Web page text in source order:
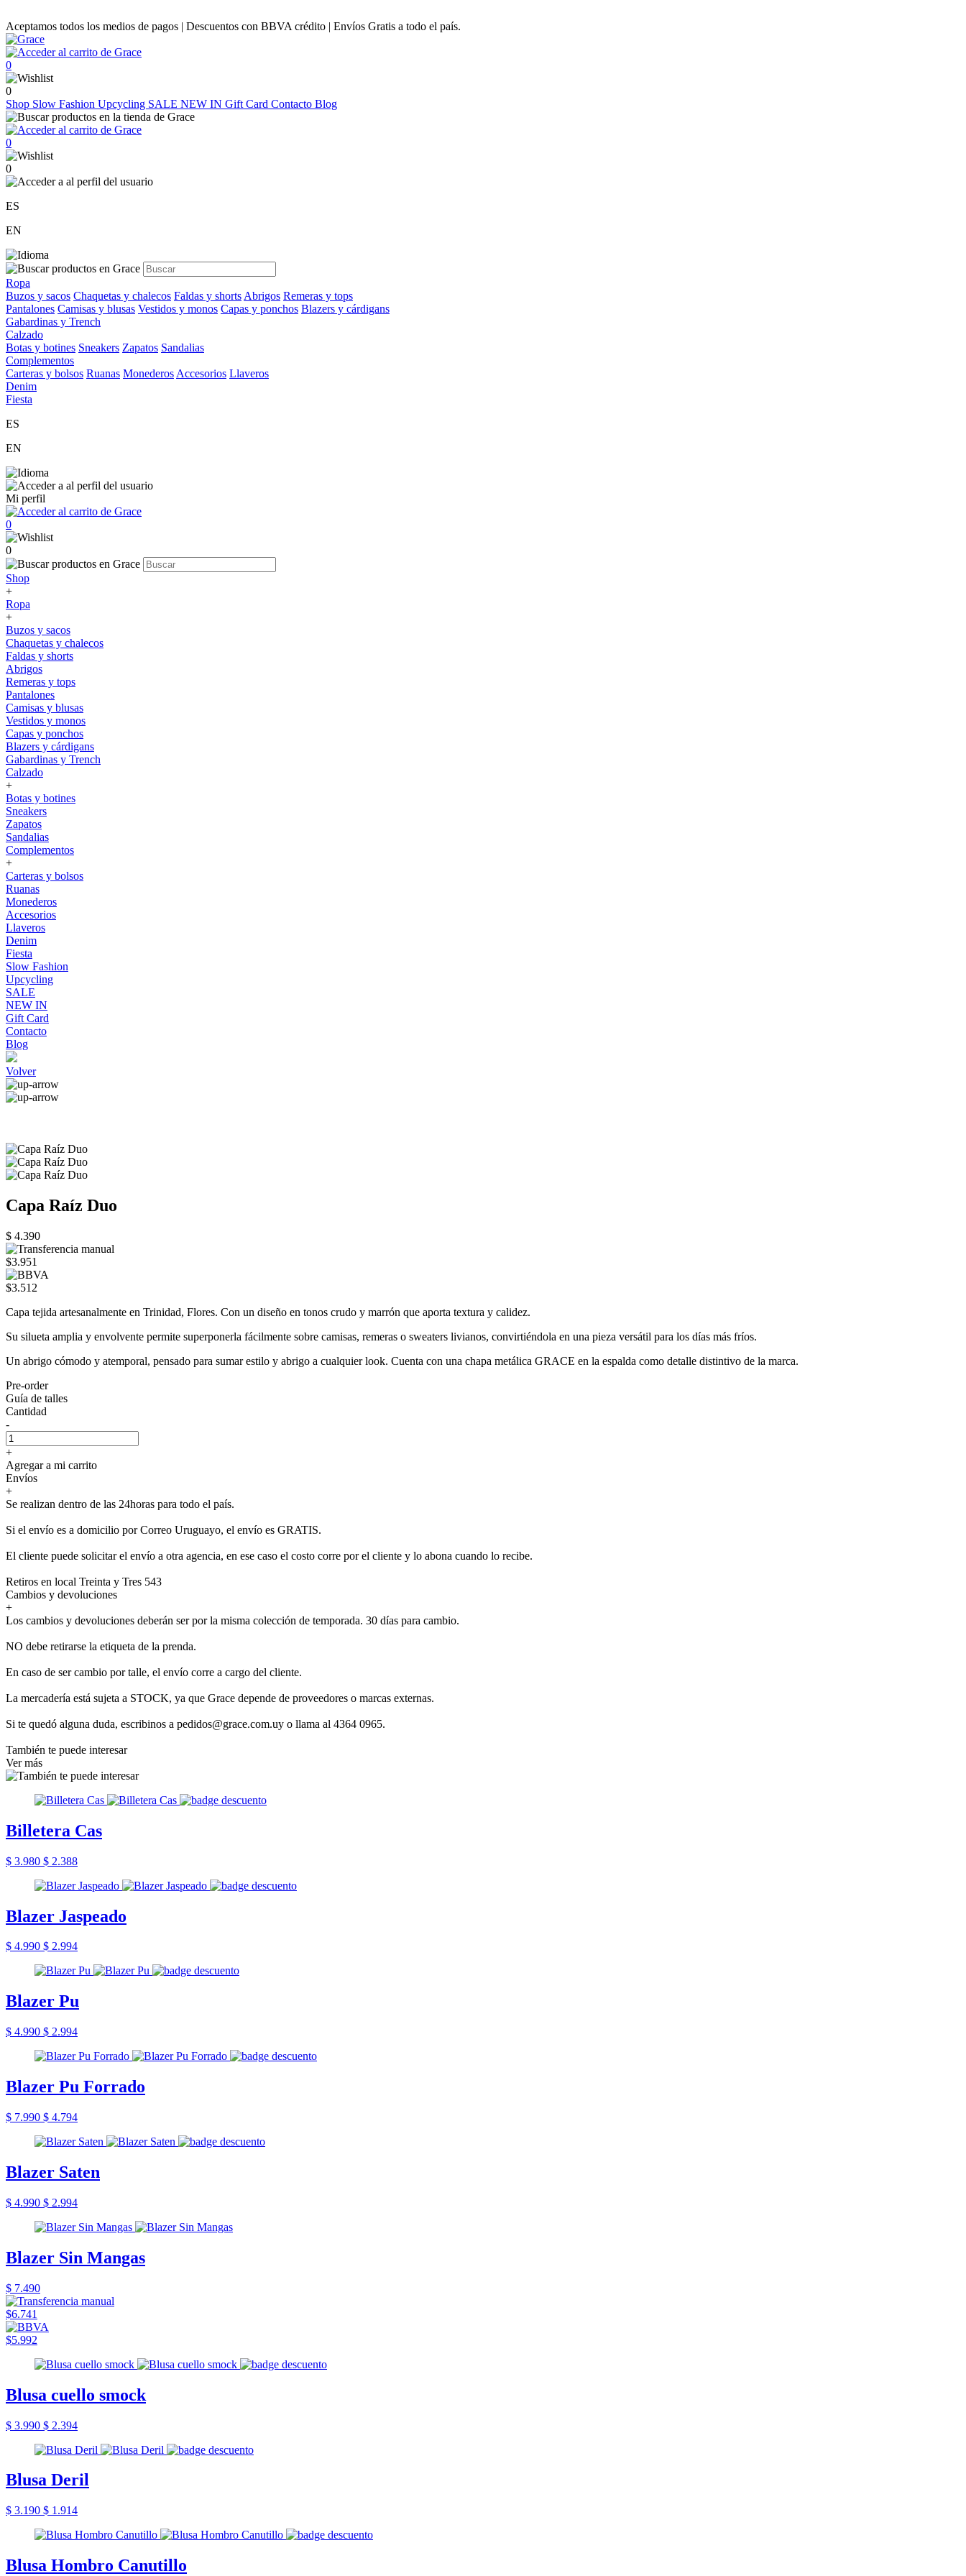
Aceptamos todos los medios de pagos | Descuentos con BBVA crédito | Envíos Gratis a todo el país.
0
0
Shop Slow Fashion Upcycling SALE NEW IN Gift Card Contacto Blog
0
0
ES
EN
Ropa
Buzos y sacos Chaquetas y chalecos Faldas y shorts Abrigos Remeras y tops
Pantalones Camisas y blusas Vestidos y monos Capas y ponchos Blazers y cárdigans
Gabardinas y Trench
Calzado
Botas y botines Sneakers Zapatos Sandalias
Complementos
Carteras y bolsos Ruanas Monederos Accesorios Llaveros
Denim
Fiesta
ES
EN
Mi perfil
0
0
Shop
+
Ropa
+
Buzos y sacos
Chaquetas y chalecos
Faldas y shorts
Abrigos
Remeras y tops
Pantalones
Camisas y blusas
Vestidos y monos
Capas y ponchos
Blazers y cárdigans
Gabardinas y Trench
Calzado
+
Botas y botines
Sneakers
Zapatos
Sandalias
Complementos
+
Carteras y bolsos
Ruanas
Monederos
Accesorios
Llaveros
Denim
Fiesta
Slow Fashion
Upcycling
SALE
NEW IN
Gift Card
Contacto
Blog
Volver
Capa Raíz Duo
$ 4.390
$3.951
$3.512
Capa tejida artesanalmente en Trinidad, Flores. Con un diseño en tonos crudo y marrón que aporta textura y calidez.
Su silueta amplia y envolvente permite superponerla fácilmente sobre camisas, remeras o sweaters livianos, convirtiéndola en una pieza versátil para los días más fríos.
Un abrigo cómodo y atemporal, pensado para sumar estilo y abrigo a cualquier look. Cuenta con una chapa metálica GRACE en la espalda como detalle distintivo de la marca.
Pre-order
Guía de talles
Cantidad
-
+
Agregar a mi carrito
Envíos
+
Se realizan dentro de las 24horas para todo el país.
Si el envío es a domicilio por Correo Uruguayo, el envío es GRATIS.
El cliente puede solicitar el envío a otra agencia, en ese caso el costo corre por el cliente y lo abona cuando lo recibe.
Retiros en local Treinta y Tres 543
Cambios y devoluciones
+
Los cambios y devoluciones deberán ser por la misma colección de temporada. 30 días para cambio.
NO debe retirarse la etiqueta de la prenda.
En caso de ser cambio por talle, el envío corre a cargo del cliente.
La mercadería está sujeta a STOCK, ya que Grace depende de proveedores o marcas externas.
Si te quedó alguna duda, escribinos a pedidos@grace.com.uy o llama al 4364 0965.
También te puede interesar
Ver más
Billetera Cas
$ 3.980 $ 2.388
Blazer Jaspeado
$ 4.990 $ 2.994
Blazer Pu
$ 4.990 $ 2.994
Blazer Pu Forrado
$ 7.990 $ 4.794
Blazer Saten
$ 4.990 $ 2.994
Blazer Sin Mangas
$ 7.490
$6.741
$5.992
Blusa cuello smock
$ 3.990 $ 2.394
Blusa Deril
$ 3.190 $ 1.914
Blusa Hombro Canutillo